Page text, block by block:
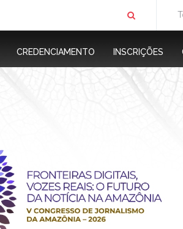
CREDENCIAMENTO INSCRIÇÕES